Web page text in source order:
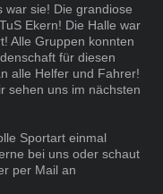
war sie! Die grandiose
Ekern! Die Halle war
Alle Gruppen konnten
für diesen
alle Helfer und Fahrer!
sehen uns im nächsten
Sportart einmal
bei uns oder schaut
per Mail an